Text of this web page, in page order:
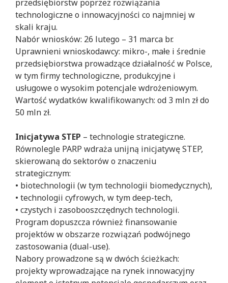
przedsiębiorstw poprzez rozwiązania
technologiczne o innowacyjności co najmniej w
skali kraju.
Nabór wniosków: 26 lutego – 31 marca br.
Uprawnieni wnioskodawcy: mikro-, małe i średnie
przedsiębiorstwa prowadzące działalność w Polsce,
w tym firmy technologiczne, produkcyjne i
usługowe o wysokim potencjale wdrożeniowym.
Wartość wydatków kwalifikowanych: od 3 mln zł do
50 mln zł.
Inicjatywa STEP – technologie strategiczne.
Równolegle PARP wdraża unijną inicjatywę STEP,
skierowaną do sektorów o znaczeniu
strategicznym:
• biotechnologii (w tym technologii biomedycznych),
• technologii cyfrowych, w tym deep-tech,
• czystych i zasobooszczędnych technologii.
Program dopuszcza również finansowanie
projektów w obszarze rozwiązań podwójnego
zastosowania (dual-use).
Nabory prowadzone są w dwóch ścieżkach:
projekty wprowadzające na rynek innowacyjny